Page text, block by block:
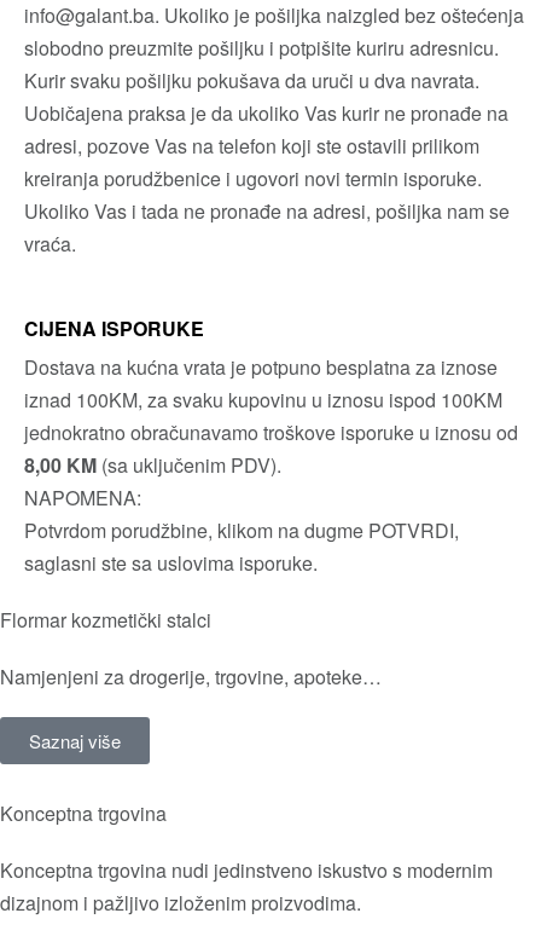
info@galant.ba. Ukoliko je pošiljka naizgled bez oštećenja
slobodno preuzmite pošiljku i potpišite kuriru adresnicu.
Kurir svaku pošiljku pokušava da uruči u dva navrata.
Uobičajena praksa je da ukoliko Vas kurir ne pronađe na
adresi, pozove Vas na telefon koji ste ostavili prilikom
kreiranja porudžbenice i ugovori novi termin isporuke.
Ukoliko Vas i tada ne pronađe na adresi, pošiljka nam se
vraća.
CIJENA ISPORUKE
Dostava na kućna vrata je potpuno besplatna za iznose
iznad 100KM, za svaku kupovinu u iznosu ispod 100KM
jednokratno obračunavamo troškove isporuke u iznosu od
8,00 KM (sa uključenim PDV).
NAPOMENA:
Potvrdom porudžbine, klikom na dugme POTVRDI,
saglasni ste sa uslovima isporuke.
Flormar kozmetički stalci
Namjenjeni za drogerije, trgovine, apoteke…
Saznaj više
Konceptna trgovina
Konceptna trgovina nudi jedinstveno iskustvo s modernim
dizajnom i pažljivo izloženim proizvodima.